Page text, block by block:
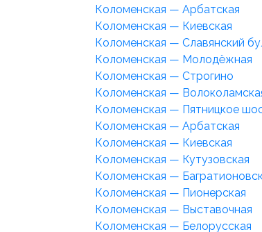
Коломенская — Арбатская
Коломенская — Киевская
Коломенская — Славянский
Коломенская — Молодёжная
Коломенская — Строгино
Коломенская —
Коломенская — Пятницкое
Коломенская — Арбатская
Коломенская — Киевская
Коломенская — Кутузовская
Коломенская —
Коломенская — Пионерская
Коломенская — Выставочная
Коломенская — Белорусская